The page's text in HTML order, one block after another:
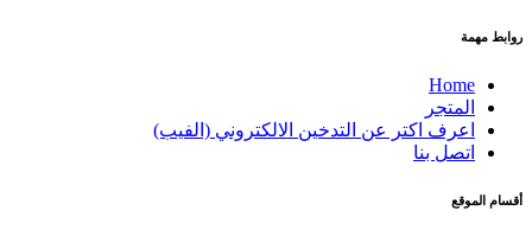
روابط مهمة
Home
المتجر
اعرف اكتر عن التدخين الالكتروني (الفيب)
اتصل بنا
أقسام الموقع